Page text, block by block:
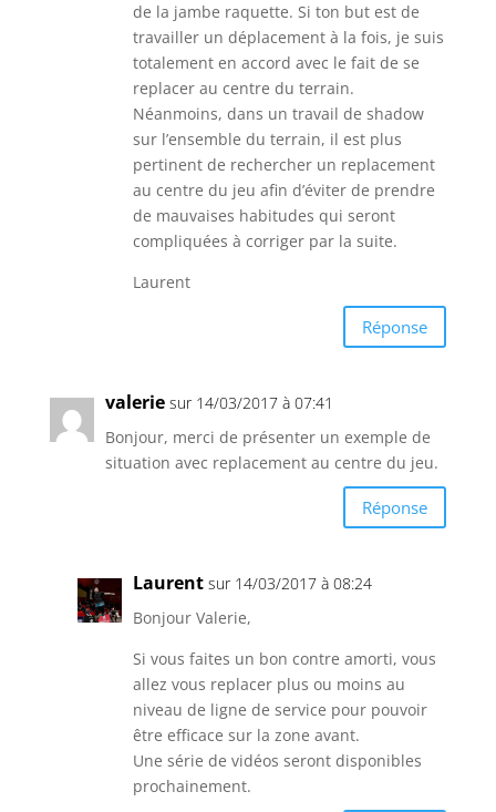
de la jambe raquette. Si ton but est de
travailler un déplacement à la fois, je suis
totalement en accord avec le fait de se
replacer au centre du terrain.
Néanmoins, dans un travail de shadow
sur l’ensemble du terrain, il est plus
pertinent de rechercher un replacement
au centre du jeu afin d’éviter de prendre
de mauvaises habitudes qui seront
compliquées à corriger par la suite.
Laurent
Réponse
valerie sur 14/03/2017 à 07:41
Bonjour, merci de présenter un exemple de
situation avec replacement au centre du jeu.
Réponse
Laurent sur 14/03/2017 à 08:24
Bonjour Valerie,
Si vous faites un bon contre amorti, vous
allez vous replacer plus ou moins au
niveau de ligne de service pour pouvoir
être efficace sur la zone avant.
Une série de vidéos seront disponibles
prochainement.